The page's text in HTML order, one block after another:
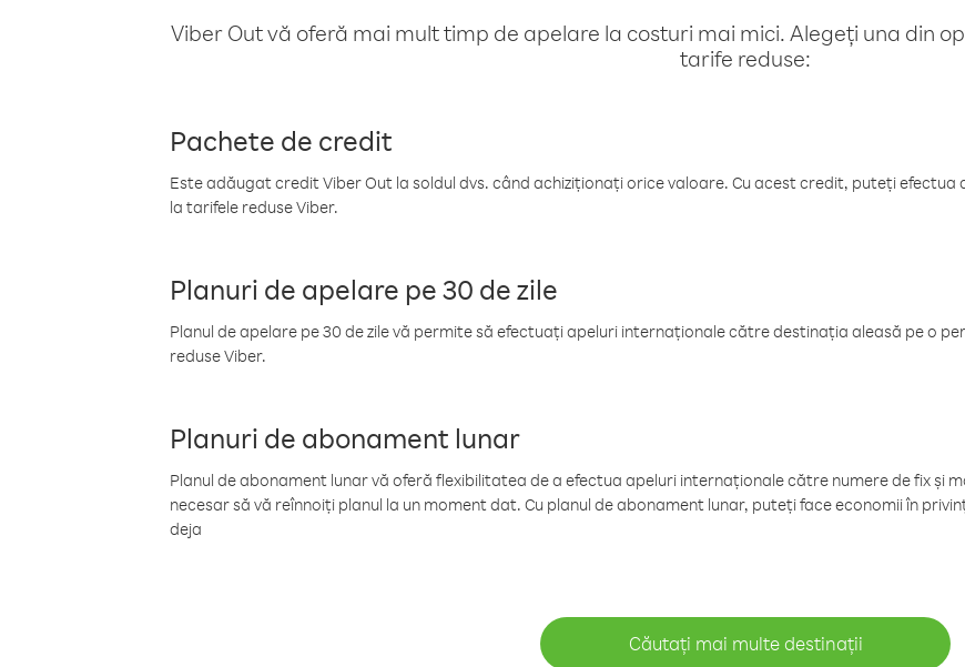
Viber Out vă oferă mai mult timp de apelare la costuri mai mici. Alegeți una din
tarife reduse:
Pachete de credit
Este adăugat credit Viber Out la soldul dvs. când achiziționați orice valoare. Cu acest credit, puteți efectua
la tarifele reduse Viber.
Planuri de apelare pe 30 de zile
Planul de apelare pe 30 de zile vă permite să efectuați apeluri internaționale către destinația aleasă pe o
reduse Viber.
Planuri de abonament lunar
Planul de abonament lunar vă oferă flexibilitatea de a efectua apeluri internaționale către numere de fix și
necesar să vă reînnoiți planul la un moment dat. Cu planul de abonament lunar, puteți face economii în
deja
Căutați mai multe destinații